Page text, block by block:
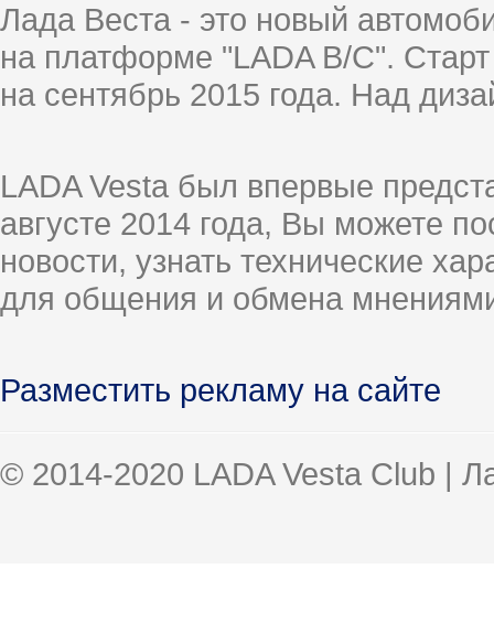
Лада Веста - это новый
на платформе "LADA B/C".
на сентябрь 2015 года. Над
LADA Vesta был впервые
августе 2014 года, Вы можете
новости, узнать технические
для общения и обмена
Разместить рекламу на сайте
© 2014-2020 LADA Vesta Club |